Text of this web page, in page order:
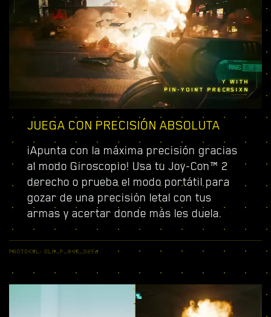
JUEGA CON PRECISIÓN ABSOLUTA
¡Apunta con la máxima precisión gracias
al modo Giroscopio! Usa tu Joy-Con™ 2
derecho o prueba el modo portátil para
gozar de una precisión letal con tus
armas y acertar donde más les duela.